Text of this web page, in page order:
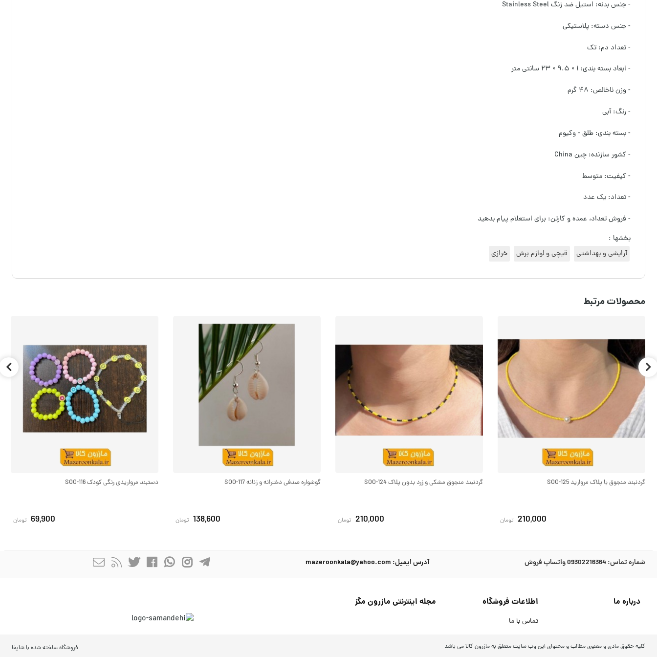
- جنس بدنه: استیل ضد زنگ Stainless Steel
- جنس دسته: پلاستیکی
- تعداد دم: تک
- ابعاد بسته بندی: ۱ × ۹.۵ × ۲۳ سانتی متر
- وزن ناخالص: ۴۸ گرم
- رنگ: آبی
- بسته بندی: طلق - وکیوم
- کشور سازنده: چین China
- کیفیت: متوسط
- تعداد: یک عدد
- فروش تعداد، عمده و کارتن: برای استعلام پیام بدهید
بخشها :
آرایشی و بهداشتی
قیچی و لوازم برش خرازی
محصولات مرتبط
گردنبند منجوق با پلاک مروارید SOO-125
210,000 تومان
گردنبند منجوق مشکی و زرد بدون پلاک SOO-124
210,000 تومان
گوشواره صدفی دخترانه و زنانه SOO-117
138,600 تومان
دستبند مرواریدی رنگی کودک SOO-116
69,900 تومان
شماره تماس:09302216364 واتساپ فروش آدرس ایمیل: mazeroonkala@yahoo.com
درباره ما اطلاعات فروشگاه
تماس با ما
مجله اینترنتی مازرون مگز
کلیه حقوق مادی و معنوی مطالب و محتوای این وب سایت متعلق به مازرون کالا می باشد فروشگاه ساخته شده با شاپفا